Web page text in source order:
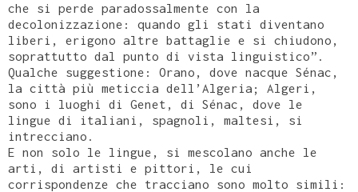
che si perde paradossalmente con la
decolonizzazione: quando gli stati diventano
liberi, erigono altre battaglie e si chiudono,
soprattutto dal punto di vista linguistico”.
Qualche suggestione: Orano, dove nacque Sénac,
la città più meticcia dell’Algeria; Algeri,
sono i luoghi di Genet, di Sénac, dove le
lingue di italiani, spagnoli, maltesi, si
intrecciano.
E non solo le lingue, si mescolano anche le
arti, di artisti e pittori, le cui
corrispondenze che tracciano sono molto simili: